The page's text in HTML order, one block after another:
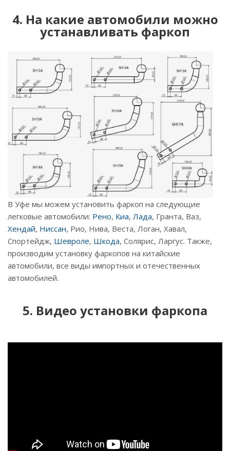
4. На какие автомобили можно
устанавливать фаркоп
В Уфе мы можем установить фаркоп на следующие
легковые автомобили: Рено, Киа, Лада, Гранта, Ваз,
Хендай, Ниссан, Рио, Нива, Веста, Логан, Хавал,
Спортейдж, Шевроле, Шкода, Солярис, Ларгус. Также,
производим установку фаркопов на китайские
автомобили, все виды импортных и отечественных
автомобилей.
5. Видео установки фаркопа